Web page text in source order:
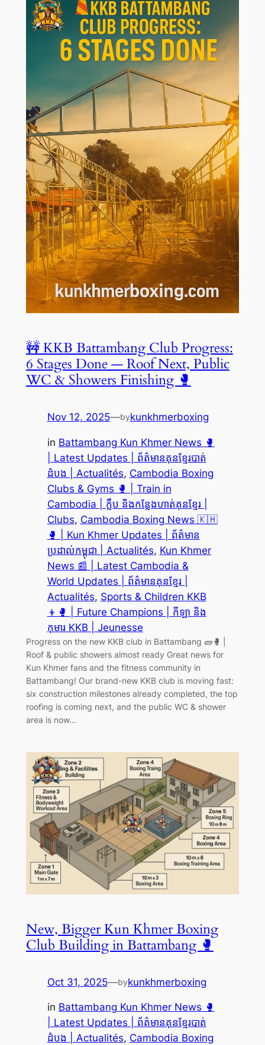
🚧 KKB Battambang Club Progress:
6 Stages Done — Roof Next, Public
WC & Showers Finishing 🥊
Nov 12, 2025—bykunkhmerboxing
in Battambang Kun Khmer News 🥊
| Latest Updates | ព័ត៌មានគុនខ្មែរបាត់
ដំបង | Actualités, Cambodia Boxing
Clubs & Gyms 🥊 | Train in
Cambodia | ក្លឹប និងកន្លែងហាត់គុនខ្មែរ |
Clubs, Cambodia Boxing News 🇰🇭
🥊 | Kun Khmer Updates | ព័ត៌មាន
ប្រដាល់កម្ពុជា | Actualités, Kun Khmer
News 📰 | Latest Cambodia &
World Updates | ព័ត៌មានគុនខ្មែរ |
Actualités, Sports & Children KKB
👦🥊 | Future Champions | កីឡា និង
កុមារ KKB | Jeunesse
Progress on the new KKB club in Battambang 🧱🥊 |
Roof & public showers almost ready Great news for
Kun Khmer fans and the fitness community in
Battambang! Our brand-new KKB club is moving fast:
six construction milestones already completed, the top
roofing is coming next, and the public WC & shower
area is now…
New, Bigger Kun Khmer Boxing
Club Building in Battambang 🥊
Oct 31, 2025—bykunkhmerboxing
in Battambang Kun Khmer News 🥊
| Latest Updates | ព័ត៌មានគុនខ្មែរបាត់
ដំបង | Actualités, Cambodia Boxing